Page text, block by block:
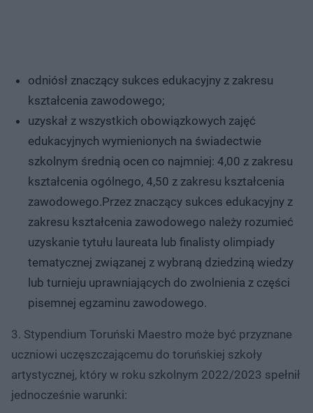
odniósł znaczący sukces edukacyjny z zakresu
kształcenia zawodowego;
uzyskał z wszystkich obowiązkowych zajęć
edukacyjnych wymienionych na świadectwie
szkolnym średnią ocen co najmniej: 4,00 z zakresu
kształcenia ogólnego, 4,50 z zakresu kształcenia
zawodowego.Przez znaczący sukces edukacyjny z
zakresu kształcenia zawodowego należy rozumieć
uzyskanie tytułu laureata lub finalisty olimpiady
tematycznej związanej z wybraną dziedziną wiedzy
lub turnieju uprawniających do zwolnienia z części
pisemnej egzaminu zawodowego.
3. Stypendium Toruński Maestro może być przyznane
uczniowi uczęszczającemu do toruńskiej szkoły
artystycznej, który w roku szkolnym 2022/2023 spełnił
jednocześnie warunki: